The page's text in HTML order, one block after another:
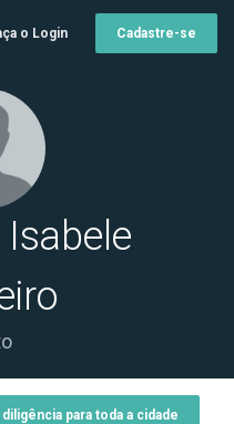
o Login Cadastre-se
diligência para toda a cidade